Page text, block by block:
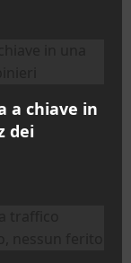
a chiave in
dei